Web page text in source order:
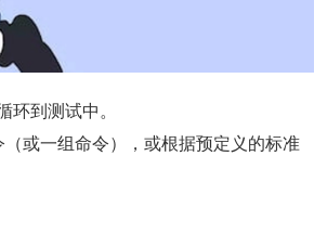
到测试中。
或一组命令），或根据预定义的标准